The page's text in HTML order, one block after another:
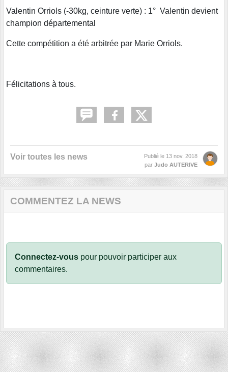
Valentin Orriols (-30kg, ceinture verte) : 1° Valentin devient
champion départemental
Cette compétition a été arbitrée par Marie Orriols.
Félicitations à tous.
Voir toutes les news Publié le 13 nov. 2018
par Judo AUTERIVE
COMMENTEZ LA NEWS
Connectez-vous pour pouvoir participer aux
commentaires.